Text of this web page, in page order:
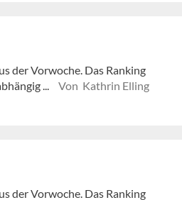
der Vorwoche. Das Ranking
...
Von Kathrin Elling
der Vorwoche. Das Ranking